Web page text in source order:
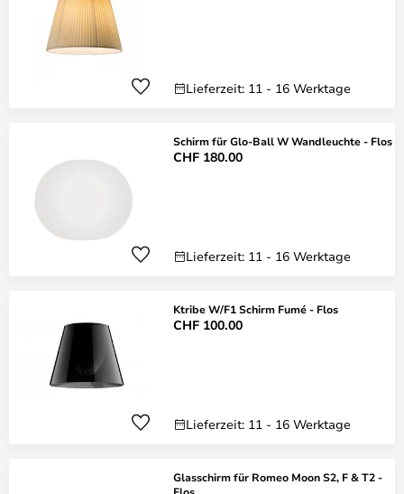
Lieferzeit: 11 - 16 Werktage
Schirm für Glo-Ball W Wandleuchte - Flos
CHF 180.00
Lieferzeit: 11 - 16 Werktage
Ktribe W/F1 Schirm Fumé - Flos
CHF 100.00
Lieferzeit: 11 - 16 Werktage
Glasschirm für Romeo Moon S2, F & T2 -